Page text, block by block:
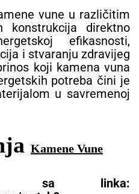
vune u različitim
konstrukcija direktno
efikasnosti,
i stvaranju zdravijeg
koji kamena vuna
potreba čini je
u savremenoj
Kamene Vune
sa linka: